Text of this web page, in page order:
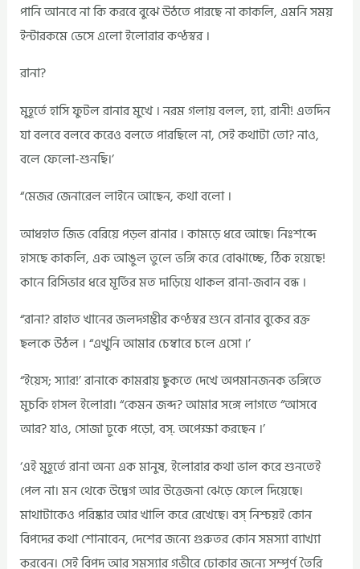
পানি আনবে না কি করবে বুঝে উঠতে পারছে না কাকলি, এমনি সময়
ইন্টারকমে ভেসে এলো ইলোরার কণ্ঠস্বর ।
রানা?
মুহূর্তে হাসি ফুটল রানার মুখে । নরম গলায় বলল, হ্যা, রানী! এতদিন
যা বলবে বলবে করেও বলতে পারছিলে না, সেই কথাটা তো? নাও,
বলে ফেলো-শুনছি।’
“মেজর জেনারেল লাইনে আছেন, কথা বলো ।
আধহাত জিভ বেরিয়ে পড়ল রানার । কামড়ে ধরে আছে। নিঃশব্দে
হাসছে কাকলি, এক আঙুল তুলে ভঙ্গি করে বোঝাচ্ছে, ঠিক হয়েছে!
কানে রিসিভার ধরে মূর্তির মত দাড়িয়ে থাকল রানা-জবান বন্ধ ।
“রানা? রাহাত খানের জলদগম্ভীর কণ্ঠস্বর শুনে রানার বুকের রক্ত
ছলকে উঠল । “এখুনি আমার চেম্বারে চলে এসো ।’
“ইয়েস; স্যার!’ রানাকে কামরায় ছুকতে দেখে অপমানজনক ভঙ্গিতে
মুচকি হাসল ইলোরা। “কেমন জব্দ? আমার সঙ্গে লাগতে “আসবে
আর? যাও, সোজা ঢুকে পড়ো, বস্‌. অপেক্ষা করছেন ।’
‘এই মুহূর্তে রানা অন্য এক মানুষ, ইলোরার কথা ভাল করে শুনতেই
পেল না। মন থেকে উদ্বেগ আর উত্তেজনা ঝেড়ে ফেলে দিয়েছে।
মাথাটাকেও পরিষ্কার আর খালি করে রেখেছে। বস্‌ নিশ্চয়ই কোন
বিপদের কথা শোনাবেন, দেশের জন্যে গুরুতর কোন সমস্যা ব্যাখ্যা
করবেন। সেই বিপদ আর সমস্যার গভীরে ঢোকার জন্যে সম্পূর্ণ তৈরি